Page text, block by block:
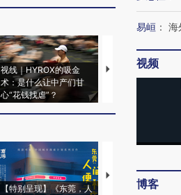
视线｜HYROX的吸金
术：是什么让中产们甘
心“花钱找虐”？
马航飞行员跨国走
粒摇头丸 尿检体内
【特别呈现】《东莞，人
【推广】走进第四
会，让数智科技“链
易峘 ： 海
视频
博客